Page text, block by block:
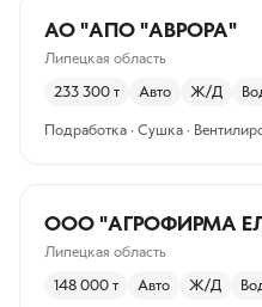
АО "АПО "АВРОРА"
Липецкая область
233 300 т Авто Ж/Д
Подработка · Сушка ·
ООО "АГРОФИРМА
Липецкая область
148 000 т Авто Ж/Д